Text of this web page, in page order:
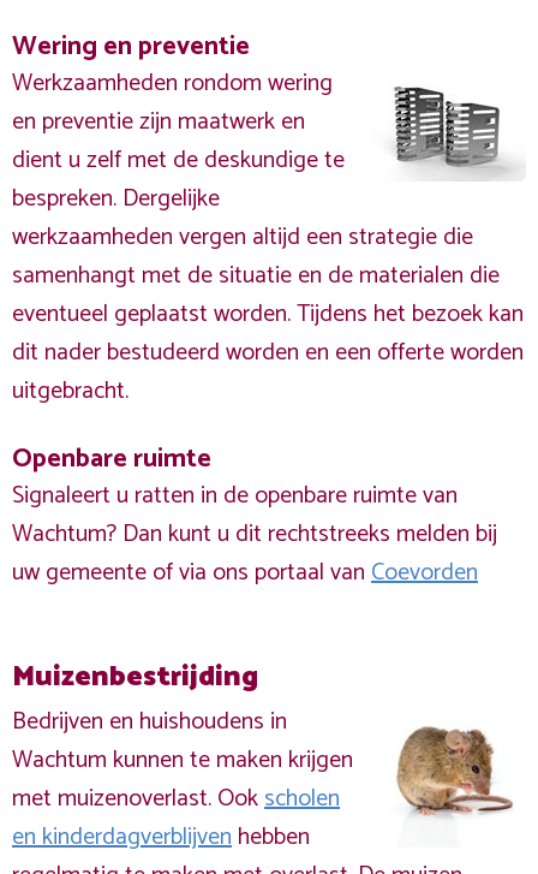
Wering en preventie
Werkzaamheden rondom wering
en preventie zijn maatwerk en
dient u zelf met de deskundige te
bespreken. Dergelijke
werkzaamheden vergen altijd een strategie die
samenhangt met de situatie en de materialen die
eventueel geplaatst worden. Tijdens het bezoek kan
dit nader bestudeerd worden en een offerte worden
uitgebracht.
Openbare ruimte
Signaleert u ratten in de openbare ruimte van
Wachtum? Dan kunt u dit rechtstreeks melden bij
uw gemeente of via ons portaal vanCoevorden
Muizenbestrijding
Bedrijven en huishoudens in
Wachtum kunnen te maken krijgen
met muizenoverlast. Ookscholen
en kinderdagverblijvenhebben